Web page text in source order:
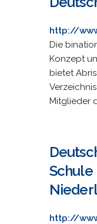
http://
Die
Konzept
bietet
Mitglieder
Schule
http://